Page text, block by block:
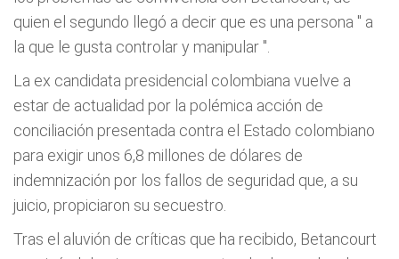
quien el segundo llegó a decir que es una persona " a
la que le gusta controlar y manipular ".
La ex candidata presidencial colombiana vuelve a
estar de actualidad por la polémica acción de
conciliación presentada contra el Estado colombiano
para exigir unos 6,8 millones de dólares de
indemnización por los fallos de seguridad que, a su
juicio, propiciaron su secuestro.
Tras el aluvión de críticas que ha recibido, Betancourt